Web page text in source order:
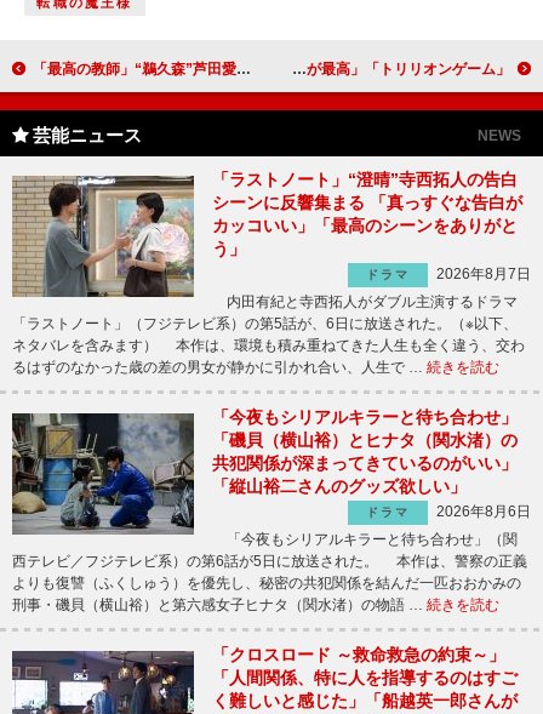
「最高の教師」“鵜久森”芦田愛菜の独白に「最終回のような白熱ぶり」 「トリリオンゲーム」目黒蓮＆佐野勇斗は“最強のコンビ” 「豪快でテンション高めな目黒蓮の演技が最高」
芸能ニュース NEWS
「ラストノート」“澄晴”寺西拓人の告白
シーンに反響集まる 「真っすぐな告白が
カッコいい」「最高のシーンをありがと
う」
ドラマ
2026年8月7日
内田有紀と寺西拓人がダブル主演するドラマ
「ラストノート」（フジテレビ系）の第5話が、6日に放送された。（※以下、
ネタバレを含みます） 本作は、環境も積み重ねてきた人生も全く違う、交わ
るはずのなかった歳の差の男女が静かに引かれ合い、人生で … 続きを読む
「今夜もシリアルキラーと待ち合わせ」
「磯貝（横山裕）とヒナタ（関水渚）の
共犯関係が深まってきているのがいい」
「縦山裕二さんのグッズ欲しい」
ドラマ
2026年8月6日
「今夜もシリアルキラーと待ち合わせ」（関
西テレビ／フジテレビ系）の第6話が5日に放送された。 本作は、警察の正義
よりも復讐（ふくしゅう）を優先し、秘密の共犯関係を結んだ一匹おおかみの
刑事・磯貝（横山裕）と第六感女子ヒナタ（関水渚）の物語 … 続きを読む
「クロスロード ～救命救急の約束～」
「人間関係、特に人を指導するのはすご
く難しいと感じた」「船越英一郎さんが